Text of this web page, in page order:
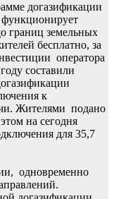
догазификации
границ земельных
бесплатно, за
оператора
составили
к
Жителями подано
на сегодня
для 35,7
одновременно